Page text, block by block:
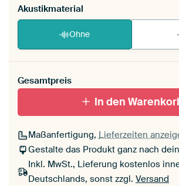
Akustikmaterial
Ohne
Gesamtpreis
In den
Maßanfertigung, Lieferzeiten
Gestalte das Produkt ganz nach
Inkl. MwSt., Lieferung kostenlos
Deutschlands, sonst zzgl. Versand